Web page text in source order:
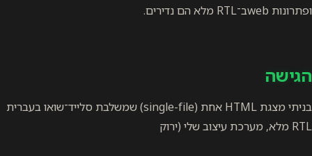
ופתרונות webב־RTL מלא הם נדירים.
הגישה
בניתי מצגת HTML אחת (single-file) שמשלבת סלייד־שואו בעברית
RTL מלא, מערכת עיצוב שלי (ירוק